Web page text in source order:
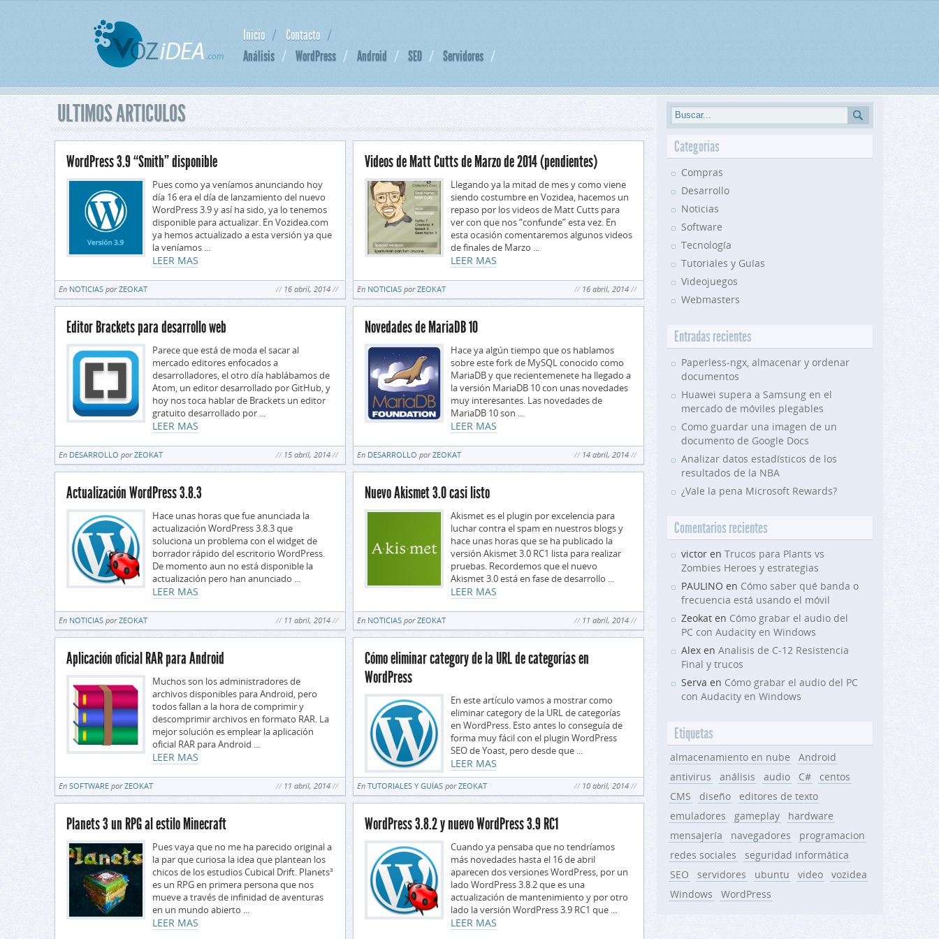
Inicio
Contacto
Análisis
WordPress Android SEO Servidores
ULTIMOS ARTICULOS
WordPress 3.9 “Smith” disponible
Pues como ya veníamos anunciando hoy
día 16 era el día de lanzamiento del nuevo
WordPress 3.9 y así ha sido, ya lo tenemos
disponible para actualizar. En Vozidea.com
ya hemos actualizado a esta versión ya que
la veníamos ...
LEER MAS
En NOTICIAS porZEOKAT 16 abril, 2014
Videos de Matt Cutts de Marzo de 2014 (pendientes)
Llegando ya la mitad de mes y como viene
siendo costumbre en Vozidea, hacemos un
repaso por los videos de Matt Cutts para
ver con que nos “confunde” esta vez. En
esta ocasión comentaremos algunos videos
de finales de Marzo ...
LEER MAS
En NOTICIAS porZEOKAT 16 abril, 2014
Editor Brackets para desarrollo web
Parece que está de moda el sacar al
mercado editores enfocados a
desarrolladores, el otro día hablábamos de
Atom, un editor desarrollado por GitHub, y
hoy nos toca hablar de Brackets un editor
gratuito desarrollado por ...
LEER MAS
En DESARROLLO porZEOKAT 15 abril, 2014
Novedades de MariaDB 10
Hace ya algún tiempo que os hablamos
sobre este fork de MySQL conocido como
MariaDB y que recientemenete ha llegado a
la versión MariaDB 10 con unas novedades
muy interesantes. Las novedades de
MariaDB 10 son ...
LEER MAS
En DESARROLLO porZEOKAT 14 abril, 2014
Actualización WordPress 3.8.3
Hace unas horas que fue anunciada la
actualización WordPress 3.8.3 que
soluciona un problema con el widget de
borrador rápido del escritorio WordPress.
De momento aun no está disponible la
actualización pero han anunciado ...
LEER MAS
En NOTICIAS porZEOKAT 11 abril, 2014
Nuevo Akismet 3.0 casi listo
Akismet es el plugin por excelencia para
luchar contra el spam en nuestros blogs y
hace unas horas que se ha publicado la
versión Akismet 3.0 RC1 lista para realizar
pruebas. Recordemos que el nuevo
Akismet 3.0 está en fase de desarrollo ...
LEER MAS
En NOTICIAS porZEOKAT 11 abril, 2014
Aplicación oficial RAR para Android
Muchos son los administradores de
archivos disponibles para Android, pero
todos fallan a la hora de comprimir y
descomprimir archivos en formato RAR. La
mejor solución es emplear la aplicación
oficial RAR para Android ...
LEER MAS
En SOFTWARE porZEOKAT 11 abril, 2014
Cómo eliminar category de la URL de categorías en
WordPress
En este artículo vamos a mostrar como
eliminar category de la URL de categorías
en WordPress. Esto antes lo conseguía de
forma muy fácil con el plugin WordPress
SEO de Yoast, pero desde que ...
LEER MAS
En TUTORIALES Y GUÍAS porZEOKAT 10 abril, 2014
Planets 3 un RPG al estilo Minecraft
Pues vaya que no me ha parecido original a
la par que curiosa la idea que plantean los
chicos de los estudios Cubical Drift. Planets³
es un RPG en primera persona que nos
mueve a través de infinidad de aventuras
en un mundo abierto ...
LEER MAS
WordPress 3.8.2 y nuevo WordPress 3.9 RC1
Cuando ya pensaba que no tendríamos
más novedades hasta el 16 de abril
aparecen dos versiones WordPress, por un
lado WordPress 3.8.2 que es una
actualización de mantenimiento y por otro
lado la versión WordPress 3.9 RC1 que ...
LEER MAS
Categorías
Compras
Desarrollo
Noticias
Software
Tecnología
Tutoriales y Guías
Videojuegos
Webmasters
Entradas recientes
Paperless-ngx, almacenar y ordenar
documentos
Huawei supera a Samsung en el
mercado de móviles plegables
Como guardar una imagen de un
documento de Google Docs
Analizar datos estadísticos de los
resultados de la NBA
¿Vale la pena Microsoft Rewards?
Comentarios recientes
victor en Trucos para Plants vs
Zombies Heroes y estrategias
PAULINO en Cómo saber qué banda o
frecuencia está usando el móvil
Zeokat en Cómo grabar el audio del
PC con Audacity en Windows
Alex en Analisis de C-12 Resistencia
Final y trucos
Serva en Cómo grabar el audio del PC
con Audacity en Windows
Etiquetas
almacenamiento en nube
Android
antivirus
análisis audio C#
centos
CMS
diseño
editores de texto
emuladores
gameplay
hardware
mensajería
navegadores
programacion
redes sociales
seguridad informática
SEO
servidores ubuntu video
vozidea
Windows
WordPress